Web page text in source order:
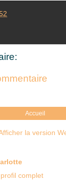
Accueil
la version
complet